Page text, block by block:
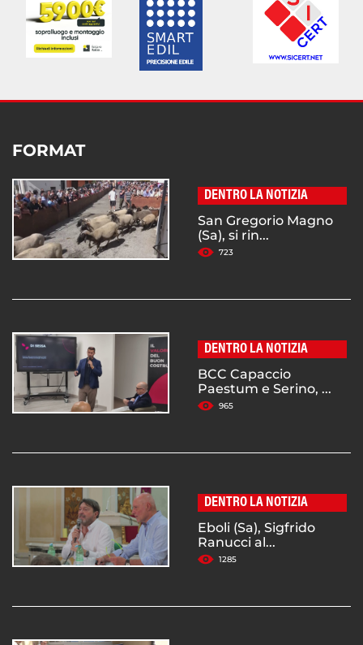
FORMAT
DENTRO LA NOTIZIA
San Gregorio Magno
(Sa), si rin...
723
DENTRO LA NOTIZIA
BCC Capaccio
Paestum e Serino, ...
965
DENTRO LA NOTIZIA
Eboli (Sa), Sigfrido
Ranucci al...
1285